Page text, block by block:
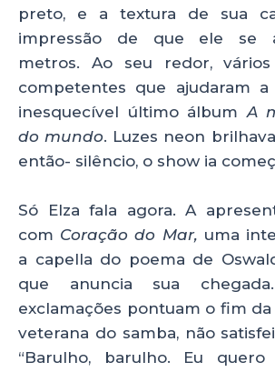
preto, e a textura de sua
impressão de que ele se
metros. Ao seu redor,
competentes que ajudaram
inesquecível último álbumA
do mundo. Luzes neon
então- silêncio, o show ia
Só Elza fala agora. A
com Coração do Mar, uma
a capella do poema de
que anuncia sua
exclamações pontuam o fim da
veterana do samba, não
“Barulho, barulho. Eu quero